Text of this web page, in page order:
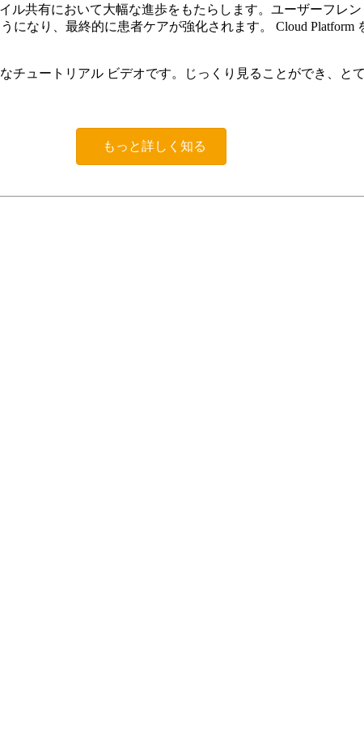
ル共有において大幅な進歩をもたらします。ユーザーフレ
なり、最終的に患者ケアが強化されます。 Cloud Platform
チュートリアル ビデオです。じっくり見ることができ、と
もっと詳しく知る